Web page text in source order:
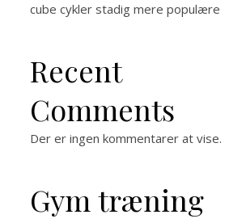
cube cykler stadig mere populære
Recent
Comments
Der er ingen kommentarer at vise.
Gym træning